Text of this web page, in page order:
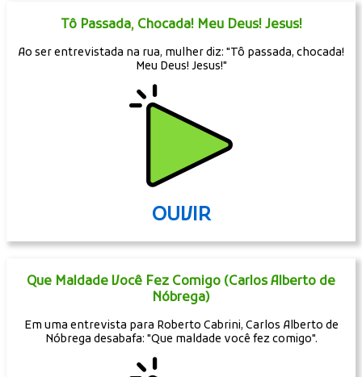
Tô Passada, Chocada! Meu Deus! Jesus!
Ao ser entrevistada na rua, mulher diz: "Tô passada, chocada!
Meu Deus! Jesus!"
OUVIR
Que Maldade Você Fez Comigo (Carlos Alberto de
Nóbrega)
Em uma entrevista para Roberto Cabrini, Carlos Alberto de
Nóbrega desabafa: "Que maldade você fez comigo".